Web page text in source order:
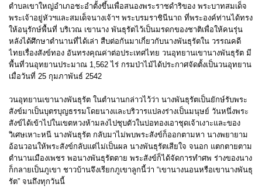
ตำบลเขาใหญ่อำเภอชะอำตั้งขึ้นเพื่อสนองพระราชดำริของ พระบาทสมเด็จ
พระเจ้าอยู่หัวฯและสมเด็จนางเจ้าฯ พระบรมราชินีนาถ ที่พระองค์ท่านได้ทรง
ให้อนุรักษ์พื้นที่ บริเวณ เขานาง พันธุรัตไว้เป็นมรดกของชาติเพื่อให้คนรุ่น
หลังได้ศึกษาตำนานที่ได้เล่า สืบต่อกันมาเกี่ยวกับนางพันธุรัตใน วรรณคดี
ไทยเรื่องสังข์ทอง อันทรงคุณค่าต่อประเทศไทย วนอุทยานเขานางพันธุรัต มี
พื้นที่วนอุทยานประมาณ 1,562 ไร่ กรมป่าไม้ได้ประกาศจัดตั้งเป็นวนอุทยาน
เมื่อวันที่ 25 กุมภาพันธ์ 2542
วนอุทยานเขานางพันธุรัต ในตำนานกล่าวไว้ว่า นางพันธุรัตเป็นยักษ์รับพระ
สังข์มาเป็นบุตรบุญธรรมโดยนางและบริวารแปลงร่างเป็นมนุษย์ วันหนึ่งพระ
สังข์ได้เข้าไปในเขตหวงห้ามลงไปชุบตัวในบ่อทองเอาชุดเจ้าเงาะและของ
วิเศษเหาะหนี นางพันธุรัต กลับมาไม่พบพระสังข์ก็ออกตามหา นางพยายาม
อ้อนวอนให้พระสังข์กลับแต่ไม่เป็นผล นางพันธุรัตเสียใจ จนอก แตกตายตาม
ตำนานเมืองเพชร พอนางพันธุรัตตาย พระสังข์ก็ได้จัดการทำศพ ร่างของนาง
ก็กลายเป็นภูเขา ชาวบ้านจึงเรียกภูเขาลูกนี้ว่า “เขานางนอนหรือเขานางพันธุ
รัต” จนถึงทุกวันนี้